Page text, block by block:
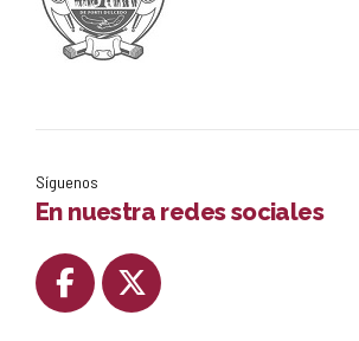
Síguenos
En nuestra redes sociales